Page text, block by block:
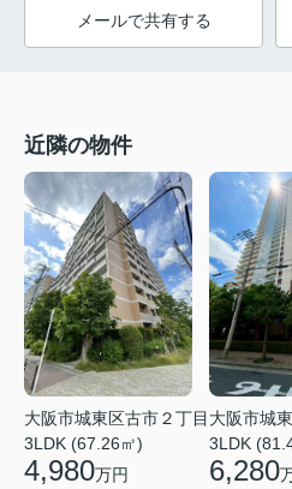
メールで共有する
近隣の物件
大阪市城東区古市２丁目
3LDK (67.26㎡)
4,980万円
大阪市城
3LDK
6,280